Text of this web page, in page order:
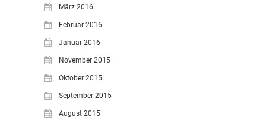
März 2016
Februar 2016
Januar 2016
November 2015
Oktober 2015
September 2015
August 2015